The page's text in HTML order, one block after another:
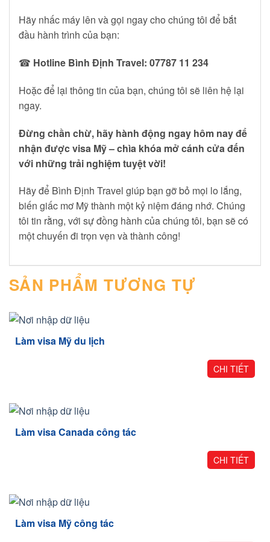
Hãy nhấc máy lên và gọi ngay cho chúng tôi để bắt
đầu hành trình của bạn:
☎ Hotline Bình Định Travel: 07787 11 234
Hoặc để lại thông tin của bạn, chúng tôi sẽ liên hệ lại
ngay.
Đừng chần chừ, hãy hành động ngay hôm nay để
nhận được visa Mỹ – chìa khóa mở cánh cửa đến
với những trải nghiệm tuyệt vời!
Hãy để Bình Định Travel giúp bạn gỡ bỏ mọi lo lắng,
biến giấc mơ Mỹ thành một kỷ niệm đáng nhớ. Chúng
tôi tin rằng, với sự đồng hành của chúng tôi, bạn sẽ có
một chuyến đi trọn vẹn và thành công!
SẢN PHẨM TƯƠNG TỰ
Làm visa Mỹ du lịch
CHI TIẾT
Làm visa Canada công tác
CHI TIẾT
Làm visa Mỹ công tác